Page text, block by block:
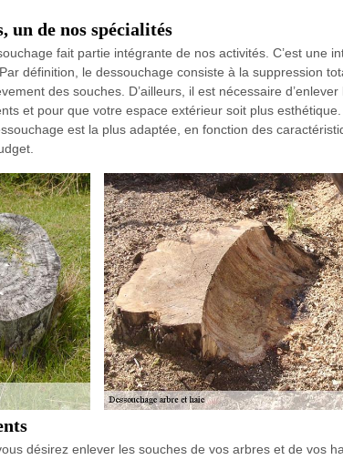
un de nos spécialités
fait partie intégrante de nos activités. C’est une
définition, le dessouchage consiste à la suppression
des souches. D’ailleurs, il est nécessaire
et pour que votre espace extérieur soit plus
est la plus adaptée, en fonction des
désirez enlever les souches de vos arbres et de vos